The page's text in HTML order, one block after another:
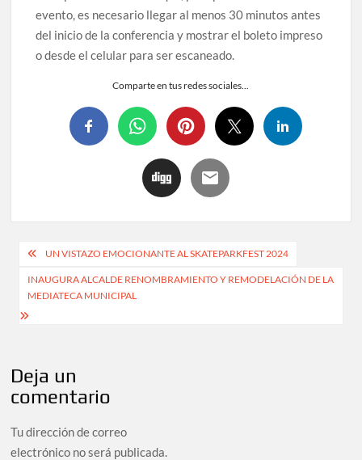
evento, es necesario llegar al menos 30 minutos antes
del inicio de la conferencia y mostrar el boleto impreso
o desde el celular para ser escaneado.
Comparte en tus redes sociales...
UN VISTAZO EMOCIONANTE AL SKATEPARKFEST 2024
INAUGURA ALCALDE RENOMBRAMIENTO Y REMODELACIÓN DE LA
MEDIATECA MUNICIPAL
Deja un
comentario
Tu dirección de correo
electrónico no será publicada.